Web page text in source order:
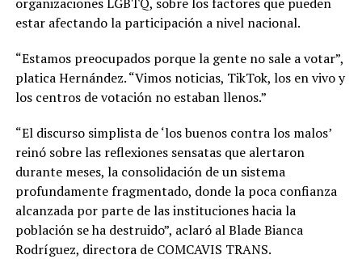
estar afectando la participación a nivel nacional.
“Estamos preocupados porque la gente no sale a votar”,
platica Hernández. “Vimos noticias, TikTok, los en vivo y
los centros de votación no estaban llenos.”
“El discurso simplista de ‘los buenos contra los malos’
reinó sobre las reflexiones sensatas que alertaron
durante meses, la consolidación de un sistema
profundamente fragmentado, donde la poca confianza
alcanzada por parte de las instituciones hacia la
población se ha destruido”, aclaró al Blade Bianca
Rodríguez, directora de COMCAVIS TRANS.